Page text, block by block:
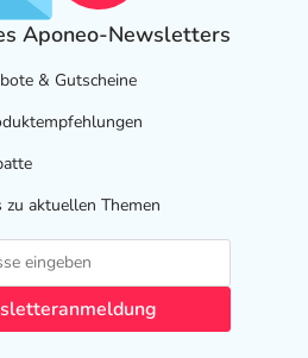
Aponeo-Newsletters
& Gutscheine
zu aktuellen Themen